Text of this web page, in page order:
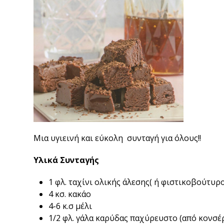
Μια υγιεινή και εύκολη συνταγή για όλους!!
Υλικά Συνταγής
1 φλ. ταχίνι ολικής άλεσης( ή
4 κσ. κακάο
4-6 κ.σ μέλι
1/2 φλ. γάλα καρύδας παχύρευστο (από